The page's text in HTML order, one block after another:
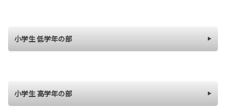
小学生 低学年の部
小学生 高学年の部